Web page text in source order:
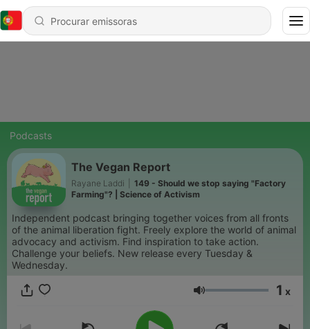
Podcasts
The Vegan Report
Rayane Laddi
149 - Should we stop saying "Factory
Farming"? | Science of Activism
Independent podcast bringing together voices from all fronts
of the animal liberation fight. Freely explore the world of animal
advocacy and activism. Find inspiration to take action.
Challenge your beliefs. New release every Tuesday &
Wednesday.
Volume 1 x